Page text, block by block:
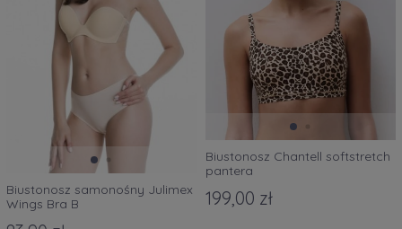
Biustonosz samonośny Julimex
Wings Bra B
Biustonosz Chantell softstretch
pantera
199,00 zł